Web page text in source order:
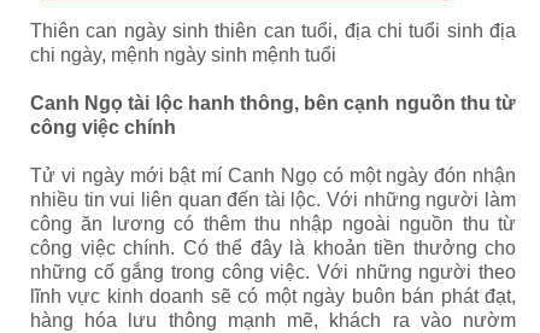
Thiên can ngày sinh thiên can tuổi, địa chi tuổi sinh địa
chi ngày, mệnh ngày sinh mệnh tuổi
Canh Ngọ tài lộc hanh thông, bên cạnh nguồn thu từ
công việc chính
Tử vi ngày mới bật mí Canh Ngọ có một ngày đón nhận
nhiều tin vui liên quan đến tài lộc. Với những người làm
công ăn lương có thêm thu nhập ngoài nguồn thu từ
công việc chính. Có thể đây là khoản tiền thưởng cho
những cố gắng trong công việc. Với những người theo
lĩnh vực kinh doanh sẽ có một ngày buôn bán phát đạt,
hàng hóa lưu thông mạnh mẽ, khách ra vào nườm